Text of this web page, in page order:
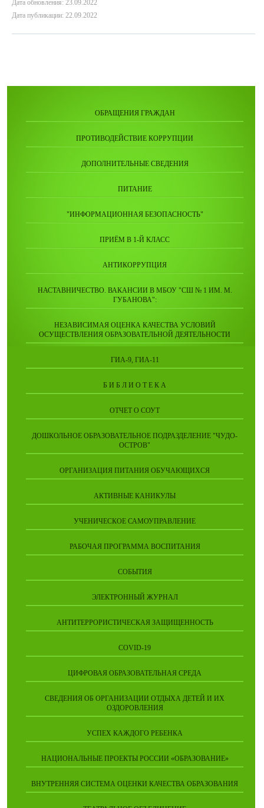
Дата обновления: 23.09.2022
Дата публикации: 22.09.2022
ОБРАЩЕНИЯ ГРАЖДАН
ПРОТИВОДЕЙСТВИЕ КОРРУПЦИИ
ДОПОЛНИТЕЛЬНЫЕ СВЕДЕНИЯ
ПИТАНИЕ
"ИНФОРМАЦИОННАЯ БЕЗОПАСНОСТЬ"
ПРИЁМ В 1-Й КЛАСС
АНТИКОРРУПЦИЯ
НАСТАВНИЧЕСТВО. ВАКАНСИИ В МБОУ "СШ № 1 ИМ. М.
ГУБАНОВА":
НЕЗАВИСИМАЯ ОЦЕНКА КАЧЕСТВА УСЛОВИЙ
ОСУЩЕСТВЛЕНИЯ ОБРАЗОВАТЕЛЬНОЙ ДЕЯТЕЛЬНОСТИ
ГИА-9, ГИА-11
Б И Б Л И О Т Е К А
ОТЧЕТ О СОУТ
ДОШКОЛЬНОЕ ОБРАЗОВАТЕЛЬНОЕ ПОДРАЗДЕЛЕНИЕ "ЧУДО-
ОСТРОВ"
ОРГАНИЗАЦИЯ ПИТАНИЯ ОБУЧАЮЩИХСЯ
АКТИВНЫЕ КАНИКУЛЫ
УЧЕНИЧЕСКОЕ САМОУПРАВЛЕНИЕ
РАБОЧАЯ ПРОГРАММА ВОСПИТАНИЯ
СОБЫТИЯ
ЭЛЕКТРОННЫЙ ЖУРНАЛ
АНТИТЕРРОРИСТИЧЕСКАЯ ЗАЩИЩЕННОСТЬ
COVID-19
ЦИФРОВАЯ ОБРАЗОВАТЕЛЬНАЯ СРЕДА
СВЕДЕНИЯ ОБ ОРГАНИЗАЦИИ ОТДЫХА ДЕТЕЙ И ИХ
ОЗДОРОВЛЕНИЯ
УСПЕХ КАЖДОГО РЕБЕНКА
НАЦИОНАЛЬНЫЕ ПРОЕКТЫ РОССИИ «ОБРАЗОВАНИЕ»
ВНУТРЕННЯЯ СИСТЕМА ОЦЕНКИ КАЧЕСТВА ОБРАЗОВАНИЯ